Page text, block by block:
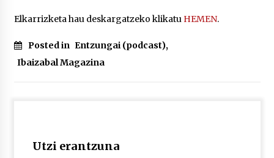
2026/07/09
LIBURUEN ERREPUBLIKA TXIKIA: Hiragana akats
Elkarrizketa hau deskargatzeko klikatu HEMEN.
Posted in Entzungai (podcast),
Ibaizabal Magazina
Utzi erantzuna